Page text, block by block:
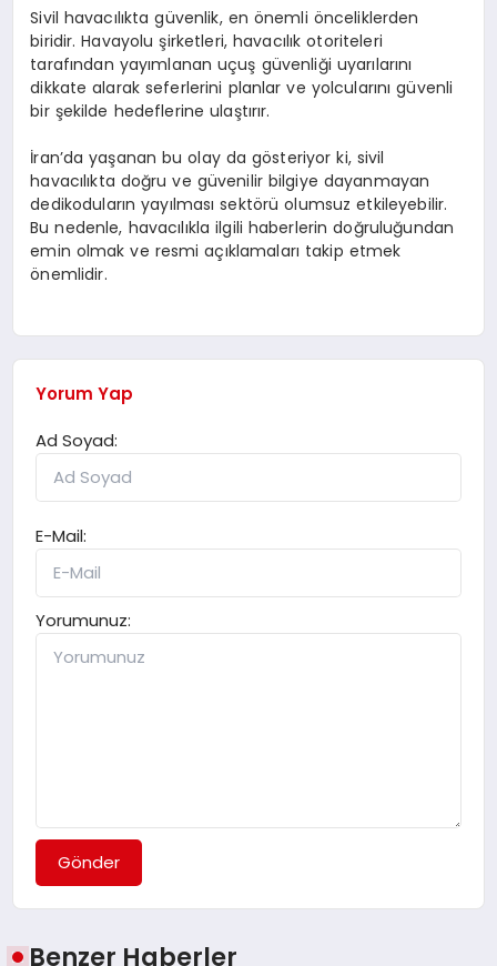
Sivil havacılıkta güvenlik, en önemli önceliklerden
biridir. Havayolu şirketleri, havacılık otoriteleri
tarafından yayımlanan uçuş güvenliği uyarılarını
dikkate alarak seferlerini planlar ve yolcularını güvenli
bir şekilde hedeflerine ulaştırır.
İran’da yaşanan bu olay da gösteriyor ki, sivil
havacılıkta doğru ve güvenilir bilgiye dayanmayan
dedikoduların yayılması sektörü olumsuz etkileyebilir.
Bu nedenle, havacılıkla ilgili haberlerin doğruluğundan
emin olmak ve resmi açıklamaları takip etmek
önemlidir.
Yorum Yap
Ad Soyad:
E-Mail:
Yorumunuz:
Gönder
Benzer Haberler